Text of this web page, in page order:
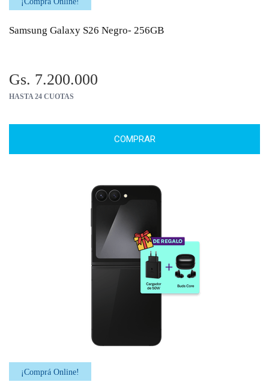
Samsung Galaxy S26 Negro- 256GB
Gs. 7.200.000
HASTA 24 CUOTAS
COMPRAR
¡Comprá Online!